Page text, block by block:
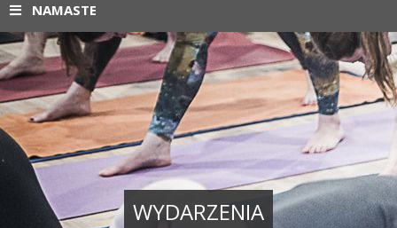
NAMASTE
WYDARZENIA